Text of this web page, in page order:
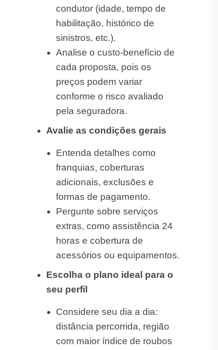
condutor (idade, tempo de
habilitação, histórico de
sinistros, etc.).
Analise o custo-benefício de
cada proposta, pois os
preços podem variar
conforme o risco avaliado
pela seguradora.
Avalie as condições gerais
Entenda detalhes como
franquias, coberturas
adicionais, exclusões e
formas de pagamento.
Pergunte sobre serviços
extras, como assistência 24
horas e cobertura de
acessórios ou equipamentos.
Escolha o plano ideal para o
seu perfil
Considere seu dia a dia:
distância percorrida, região
com maior índice de roubos